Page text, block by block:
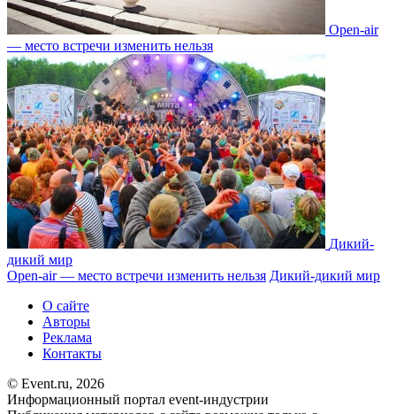
Open-air
— место встречи изменить нельзя
Дикий-
дикий мир
Open-air — место встречи изменить нельзя Дикий-дикий мир
О сайте
Авторы
Реклама
Контакты
© Event.ru, 2026
Информационный портал event-индустрии